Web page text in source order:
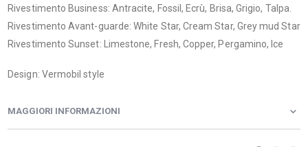
Rivestimento Business: Antracite, Fossil, Ecrù, Brisa, Grigio, Talpa.
Rivestimento Avant-guarde: White Star, Cream Star, Grey mud Star
Rivestimento Sunset: Limestone, Fresh, Copper, Pergamino, Ice
Design: Vermobil style
MAGGIORI INFORMAZIONI